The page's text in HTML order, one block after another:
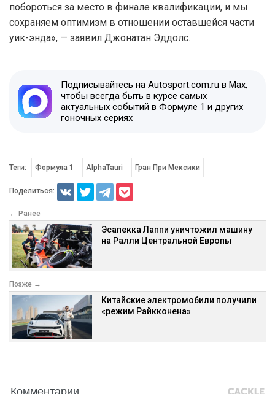
побороться за место в финале квалификации, и мы
сохраняем оптимизм в отношении оставшейся части
уик-энда», — заявил Джонатан Эддолс.
Подписывайтесь на Autosport.com.ru в Max,
чтобы всегда быть в курсе самых
актуальных событий в Формуле 1 и других
гоночных сериях
Теги: Формула 1 AlphaTauri Гран При Мексики
Поделиться:
← Ранее
Эсапекка Лаппи уничтожил машину
на Ралли Центральной Европы
Позже →
Китайские электромобили получили
«режим Райкконена»
Комментарии